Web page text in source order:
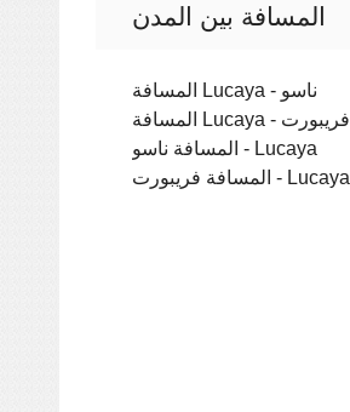
المسافة بين المدن
المسافة Lucaya - ناسو
المسافة Lucaya - فريبورت
المسافة ناسو - Lucaya
المسافة فريبورت - Lucaya